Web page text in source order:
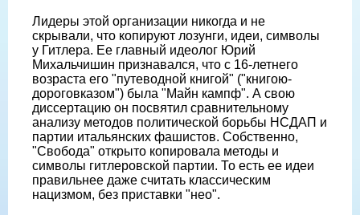
Лидеры этой организации никогда и не
скрывали, что копируют лозунги, идеи, символы
у Гитлера. Ее главный идеолог Юрий
Михальчишин признавался, что с 16-летнего
возраста его "путеводной книгой" ("книгою-
дороговказом") была "Майн кампф". А свою
диссертацию он посвятил сравнительному
анализу методов политической борьбы НСДАП и
партии итальянских фашистов. Собственно,
"Свобода" открыто копировала методы и
символы гитлеровской партии. То есть ее идеи
правильнее даже считать классическим
нацизмом, без приставки "нео".